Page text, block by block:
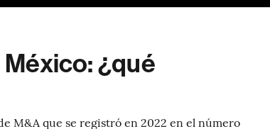
¿qué
M&A que se registró en 2022 en el número